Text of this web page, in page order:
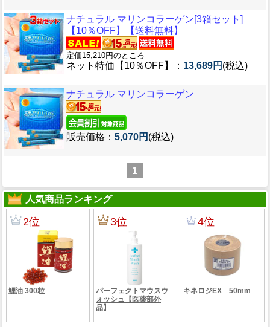
ナチュラル マリンコラーゲン[3箱セット]
【10％OFF】【送料無料】
定価15,210円のところ
ネット特価【10％OFF】： 13,689円 (税込)
ナチュラル マリンコラーゲン
販売価格： 5,070円 (税込)
1
人気商品ランキング